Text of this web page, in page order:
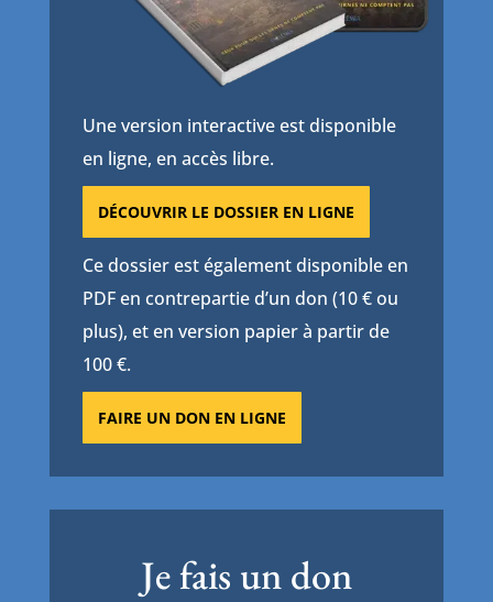
Une version interactive est disponible
en ligne, en accès libre.
DÉCOUVRIR LE DOSSIER EN LIGNE
Ce dossier est également disponible en
PDF en contrepartie d’un don (10 € ou
plus), et en version papier à partir de
100 €.
FAIRE UN DON EN LIGNE
Je fais un don